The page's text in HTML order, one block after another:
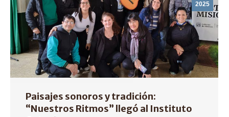
2025
Paisajes sonoros y tradición:
“Nuestros Ritmos” llegó al Instituto